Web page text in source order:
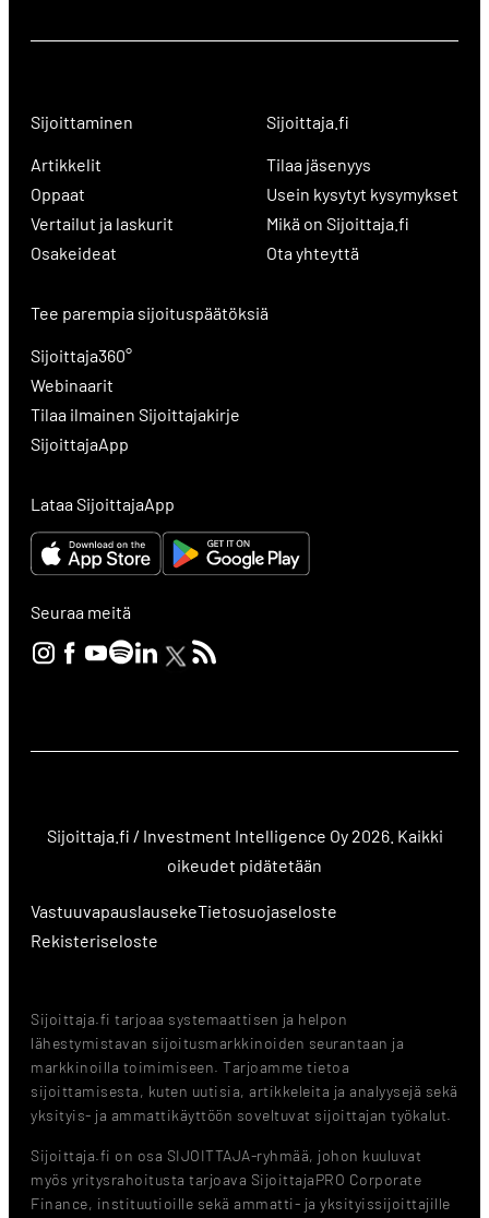
Sijoittaminen
Artikkelit
Oppaat
Vertailut ja laskurit
Osakeideat
Sijoittaja.fi
Tilaa jäsenyys
Usein kysytyt kysymykset
Mikä on Sijoittaja.fi
Ota yhteyttä
Tee parempia sijoituspäätöksiä
Sijoittaja360°
Webinaarit
Tilaa ilmainen Sijoittajakirje
SijoittajaApp
Lataa SijoittajaApp
Seuraa meitä
Sijoittaja.fi / Investment Intelligence Oy 2026. Kaikki
oikeudet pidätetään
VastuuvapauslausekeTietosuojaseloste
Rekisteriseloste
Sijoittaja.fi tarjoaa systemaattisen ja helpon
lähestymistavan sijoitusmarkkinoiden seurantaan ja
markkinoilla toimimiseen. Tarjoamme tietoa
sijoittamisesta, kuten uutisia, artikkeleita ja analyysejä sekä
yksityis- ja ammattikäyttöön soveltuvat sijoittajan työkalut.
Sijoittaja.fi on osa SIJOITTAJA-ryhmää, johon kuuluvat
myös yritysrahoitusta tarjoava SijoittajaPRO Corporate
Finance, instituutioille sekä ammatti- ja yksityissijoittajille